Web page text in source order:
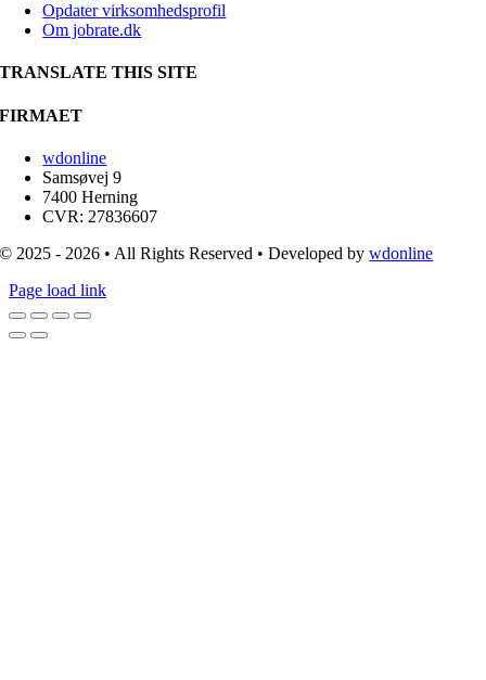
Opdater virksomhedsprofil
Om jobrate.dk
TRANSLATE THIS SITE
FIRMAET
wdonline
Samsøvej 9
7400 Herning
CVR: 27836607
© 2025 - 2026 • All Rights Reserved • Developed bywdonline
Page load link